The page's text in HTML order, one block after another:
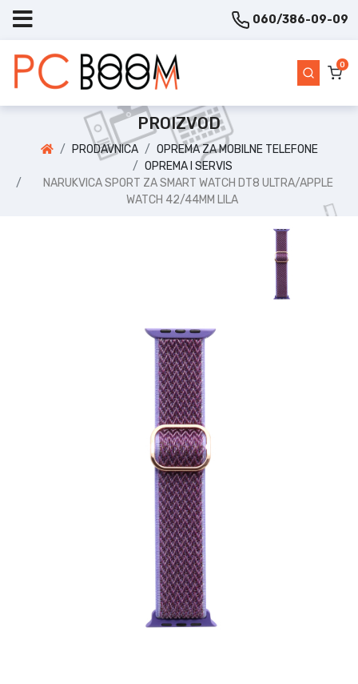
060/386-09-09
0
PROIZVOD
PRODAVNICA
OPREMA ZA MOBILNE TELEFONE
OPREMA I SERVIS
NARUKVICA SPORT ZA SMART WATCH DT8 ULTRA/APPLE
WATCH 42/44MM LILA